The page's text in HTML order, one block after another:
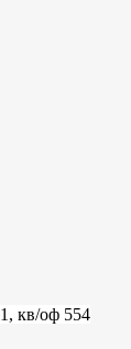
кв/оф 554